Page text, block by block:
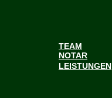
TEAM
NOTAR
LEISTUNGEN